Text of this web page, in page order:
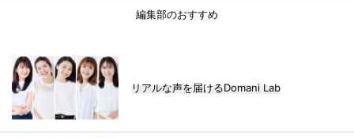
編集部のおすすめ
リアルな声を届けるDomani Lab